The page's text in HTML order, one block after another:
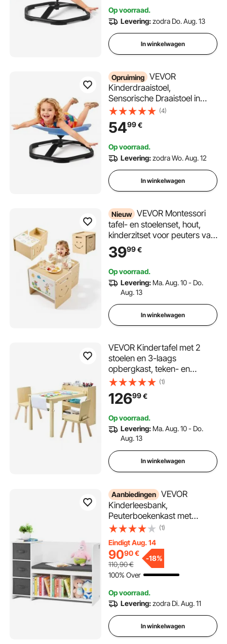
Concentratie, Roze
Op voorraad.
Levering:zodra Do. Aug. 13
In winkelwagen
Opruiming VEVOR
Kinderdraaistoel,
Sensorische Draaistoel in
Olifantvorm, Draagvermogen
100 kg, Sensorisch
Speelgoed met Antislip
Coördinatie, Balans en
Concentratie, Blauw
(4)
5499€
Op voorraad.
Levering:zodra Wo. Aug. 12
In winkelwagen
Nieuw VEVOR Montessori
tafel- en stoelenset, hout,
kinderzitset voor peuters van
1-5 jaar, opstapje met
whiteboard en in 3 standen
verstelbare hoogte, om te
eten, tekenen, lezen en
spelen.
3999€
Op voorraad.
Levering: Ma. Aug. 10 - Do.
Aug. 13
In winkelwagen
VEVOR Kindertafel met 2
stoelen en 3-laags
opbergkast, teken- en
schrijftafelset voor lezen,
leren, tekenen en schrijven,
kinderzitset voor
knutseltafel/bureau, licht hout
(1)
12699€
Op voorraad.
Levering: Ma. Aug. 10 - Do.
Aug. 13
In winkelwagen
Aanbiedingen VEVOR
Kinderleesbank,
Peuterboekenkast met
Verwijderbaar Zitkussen, 6-
Laden, Ideaal voor
Speelkamer, Slaapkamer,
Woonkamer
(1)
Eindigt Aug. 14
9090€
110,90€
-18%
100% Over
Op voorraad.
Levering:zodra Di. Aug. 11
In winkelwagen